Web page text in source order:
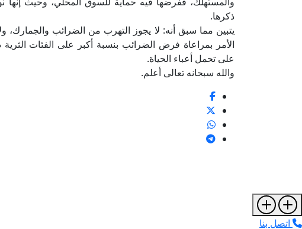
ذكرها.
يتبين مما سبق أنه: لا يجوز التهرب من الضرائب والجمارك،
الأمر بمراعاة فرض الضرائب بنسبة أكبر على الفئات الثرية
على تحمل أعباء الحياة.
والله سبحانه تعالى أعلم.
اتصل بنا